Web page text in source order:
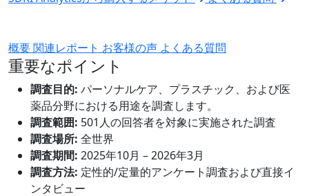
概要関連レポート お客様の声 よくある質問
重要なポイント
調査目的: パーソナルケア、プラスチック、および医
薬品分野における用途を調査します。
調査範囲: 501人の回答者を対象に実施された調査
調査場所: 全世界
調査期間: 2025年10月 – 2026年3月
調査方法: 定性的/定量的アンケート調査および直接イ
ンタビュー